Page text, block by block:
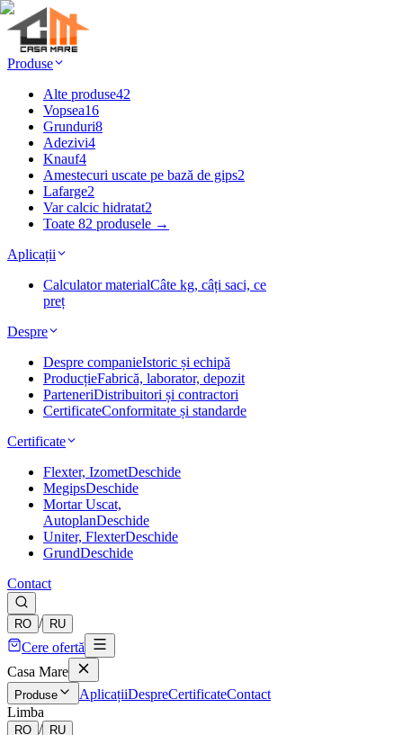
Produse
Alte produse42
Vopsea16
Grunduri8
Adezivi4
Knauf4
Amestecuri uscate pe bază de gips2
Lafarge2
Var calcic hidratat2
Toate 82 produsele →
Aplicații
Calculator materialCâte kg, câți saci, ce
preț
Despre
Despre companieIstoric și echipă
ProducțieFabrică, laborator, depozit
ParteneriDistribuitori și contractori
CertificateConformitate și standarde
Certificate
Flexter, IzometDeschide
MegipsDeschide
Mortar Uscat,
AutoplanDeschide
Uniter, FlexterDeschide
GrundDeschide
Contact
RO / RU
Cere ofertă
Casa Mare
Produse AplicațiiDespreCertificateContact
Limba
RO / RU